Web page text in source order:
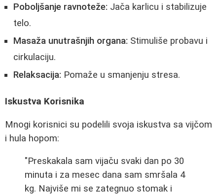
Poboljšanje ravnoteže: Jača karlicu i stabilizuje
telo.
Masaža unutrašnjih organa: Stimuliše probavu i
cirkulaciju.
Relaksacija: Pomaže u smanjenju stresa.
Iskustva Korisnika
Mnogi korisnici su podelili svoja iskustva sa vijčom
i hula hopom:
"Preskakala sam vijaču svaki dan po 30
minuta i za mesec dana sam smršala 4
kg. Najviše mi se zategnuo stomak i